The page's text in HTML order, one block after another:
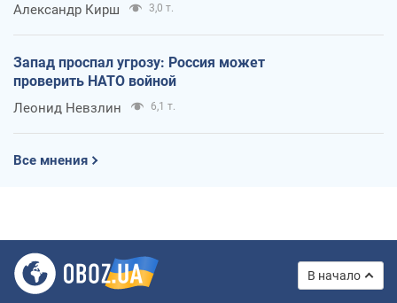
Александр Кирш 3,0 т.
Запад проспал угрозу: Россия может
проверить НАТО войной
Леонид Невзлин 6,1 т.
Все мнения
В начало